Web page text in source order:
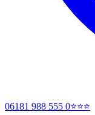
06181 988 555 0⭐⭐⭐